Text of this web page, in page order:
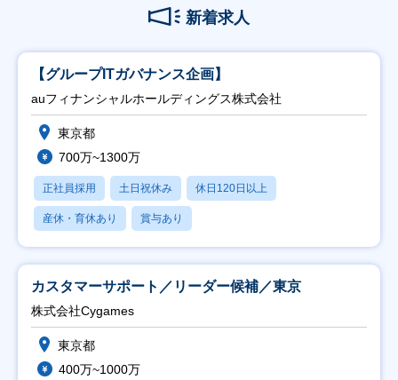
新着求人
【グループITガバナンス企画】
auフィナンシャルホールディングス株式会社
東京都
700万~1300万
正社員採用 土日祝休み 休日120日以上
産休・育休あり 賞与あり
カスタマーサポート／リーダー候補／東京
株式会社Cygames
東京都
400万~1000万